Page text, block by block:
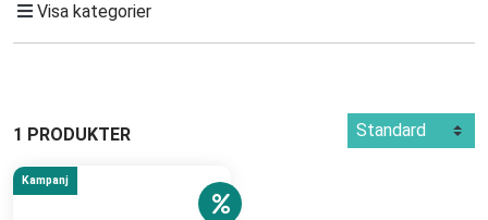
Visa kategorier
1 PRODUKTER
Kampanj